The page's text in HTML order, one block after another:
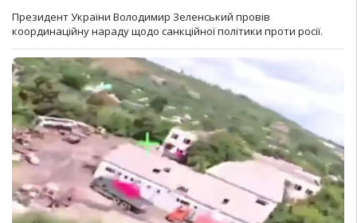
Президент України Володимир Зеленський провів
координаційну нараду щодо санкційної політики проти росії.